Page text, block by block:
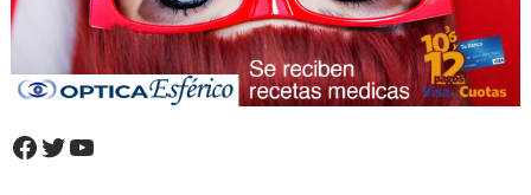
Facebook
Twitter
YouTube